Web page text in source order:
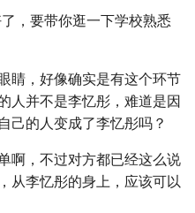
，要带你逛一下学校熟悉
睛，好像确实是有这个环节
人并不是李忆彤，难道是因
己的人变成了李忆彤吗？
啊，不过对方都已经这么说
从李忆彤的身上，应该可以